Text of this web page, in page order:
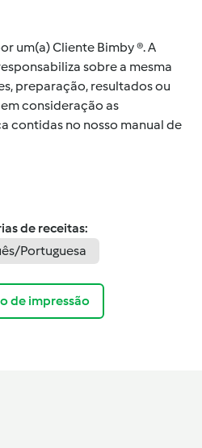
um(a) Cliente Bimby ®. A
sobre a mesma
preparação, resultados ou
consideração as
contidas no nosso manual de
de receitas:
Portuguesa
de impressão